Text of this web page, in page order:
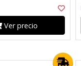
Ver precio